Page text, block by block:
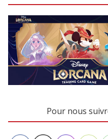
Pour nous